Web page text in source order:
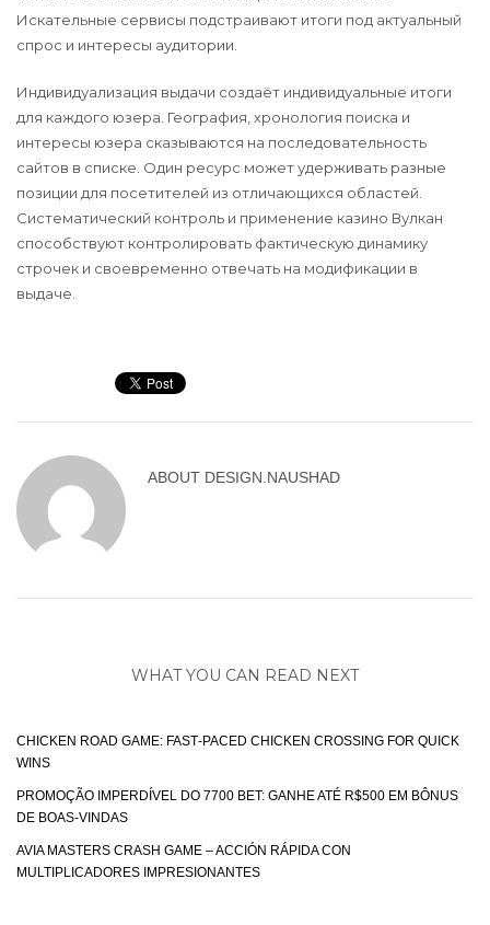
Искательные сервисы подстраивают итоги под актуальный
спрос и интересы аудитории.
Индивидуализация выдачи создаёт индивидуальные итоги
для каждого юзера. География, хронология поиска и
интересы юзера сказываются на последовательность
сайтов в списке. Один ресурс может удерживать разные
позиции для посетителей из отличающихся областей.
Систематический контроль и применение казино Вулкан
способствуют контролировать фактическую динамику
строчек и своевременно отвечать на модификации в
выдаче.
ABOUT DESIGN.NAUSHAD
WHAT YOU CAN READ NEXT
CHICKEN ROAD GAME: FAST‑PACED CHICKEN CROSSING FOR QUICK
WINS
PROMOÇÃO IMPERDÍVEL DO 7700 BET: GANHE ATÉ R$500 EM BÔNUS
DE BOAS-VINDAS
AVIA MASTERS CRASH GAME – ACCIÓN RÁPIDA CON
MULTIPLICADORES IMPRESIONANTES